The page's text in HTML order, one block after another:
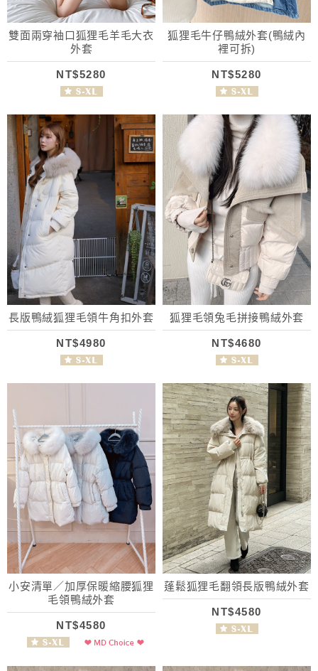
雙面兩穿袖口狐狸毛羊毛大衣
外套
NT$5280
狐狸毛牛仔鴨絨外套(鴨絨內
裡可拆)
NT$5280
長版鴨絨狐狸毛領牛角扣外套
NT$4980
狐狸毛領兔毛拼接鴨絨外套
NT$4680
小安清單／加厚保暖縮腰狐狸
毛領鴨絨外套
NT$4580
蓬鬆狐狸毛翻領長版鴨絨外套
NT$4580